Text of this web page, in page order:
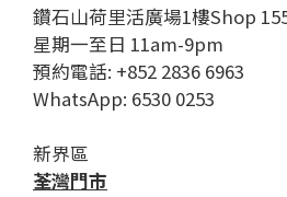
鑽石山荷里活廣場1樓Shop
星期一至日 11am-9pm
預約電話: +852 2836 6963
WhatsApp: 6530 0253
新界區
荃灣門市